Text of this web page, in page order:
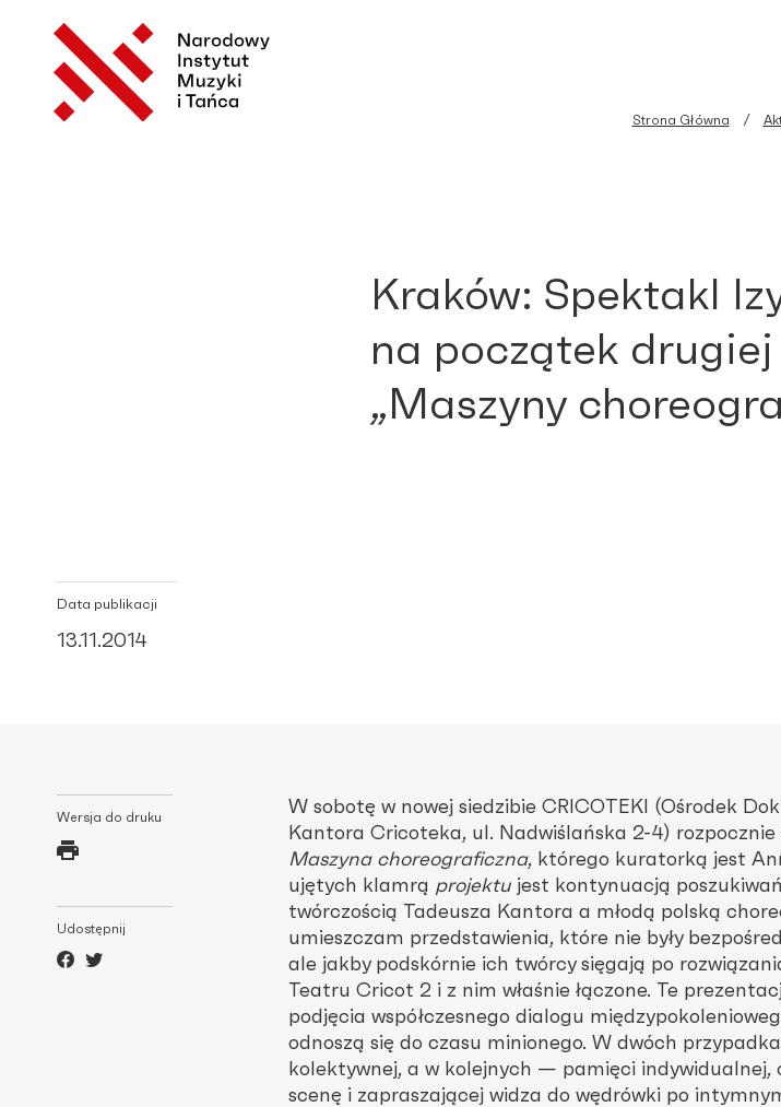
Strona Główna
Kraków: Spektakl
na początek drugiej
„Maszyny
Data publikacji
13.11.2014
Wersja do druku
Udostępnij
W sobotę w nowej siedzibie CRICOTEKI (Ośrodek
Kantora Cricoteka, ul. Nadwiślańska 2-4)
Maszyna choreograficzna, którego kuratorką jest
ujętych klamrą projektu jest kontynuacją
twórczością Tadeusza Kantora a młodą polską
umieszczam przedstawienia, które nie były
ale jakby podskórnie ich twórcy sięgają po
Teatru Cricot 2 i z nim właśnie łączone. Te
podjęcia współczesnego dialogu
odnoszą się do czasu minionego. W dwóch
kolektywnej, a w kolejnych — pamięci indywidualnej,
scenę i zapraszającej widza do wędrówki po